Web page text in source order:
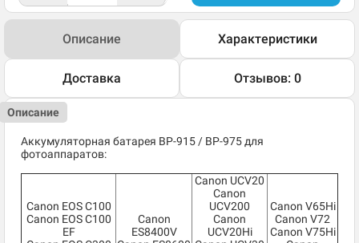
Описание Характеристики
Доставка Отзывов: 0
Описание
Аккумуляторная батарея BP-915 / BP-975 для
фотоаппаратов:
Canon EOS C100
Canon EOS C100
EF
Canon
ES8400V
Canon UCV20
Canon
UCV200
Canon
UCV20Hi
Canon V65Hi
Canon V72
Canon V75Hi